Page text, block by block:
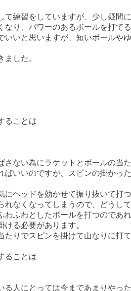
練習をしていますが、少し疑問
り、パワーのあるボールを打て
いと思いますが、短いボール
した。
ることは
ない為にラケットとボールの当
いいのですが、スピンの掛か
ヘッドを効かせて振り抜いて打つ
なくなってしまうので、どうし
ふわとしたボールを打つので
る必要があります。
りでスピンを掛けて山なりに打
ることは
人にとっては今まであまりや